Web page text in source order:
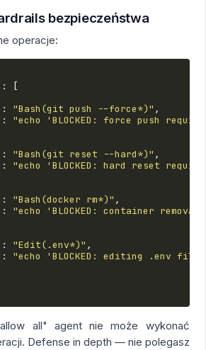
bezpieczeństwa
operacje:
:
[
: "Bash(git push --force*)" ,
:
"echo 'BLOCKED: force push
: "Bash(git reset --hard*)" ,
:
"echo 'BLOCKED: hard reset
: "Bash(docker rm*)" ,
:
"echo 'BLOCKED: container
: "Edit(.env*)" ,
:
"echo 'BLOCKED: editing .env
all" agent nie może wykonać
Defense in depth — nie polegasz